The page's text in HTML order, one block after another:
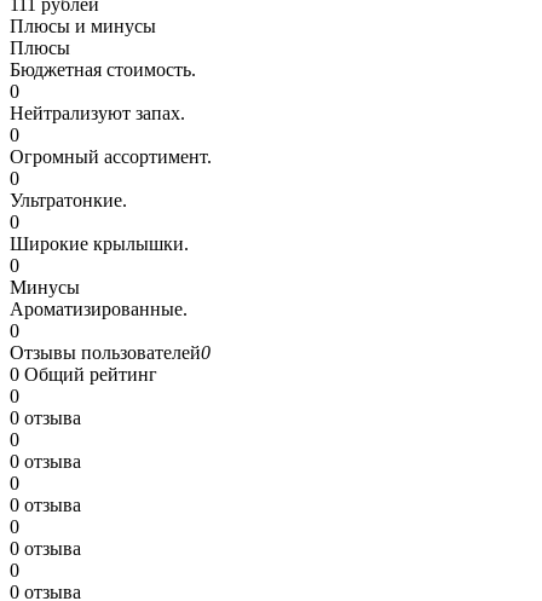
Плюсы и минусы
Плюсы
Бюджетная стоимость.
0
Нейтрализуют запах.
0
Огромный ассортимент.
0
Ультратонкие.
0
Широкие крылышки.
0
Минусы
Ароматизированные.
0
Отзывы пользователей0
0 Общий рейтинг
0
0 отзыва
0
0 отзыва
0
0 отзыва
0
0 отзыва
0
0 отзыва